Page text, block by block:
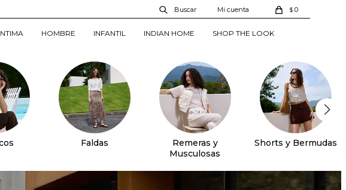
HOMBRE INFANTIL INDIAN HOME SHOP THE LOOK
$ 0
Faldas
Remeras y
Musculosas
Shorts y Bermudas